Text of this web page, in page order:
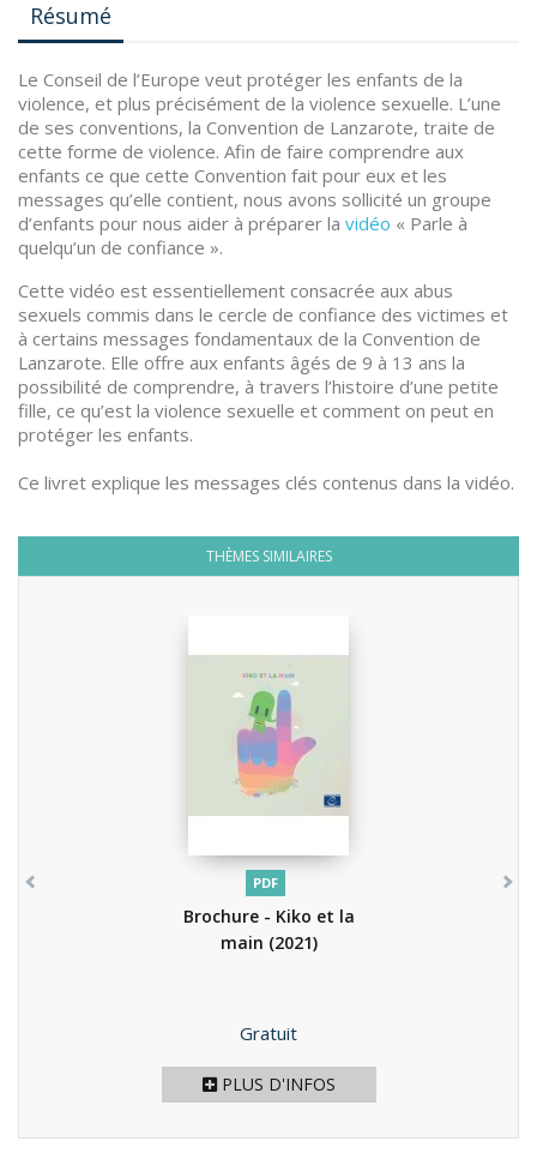
Résumé
Le Conseil de l’Europe veut protéger les enfants de la
violence, et plus précisément de la violence sexuelle. L’une
de ses conventions, la Convention de Lanzarote, traite de
cette forme de violence. Afin de faire comprendre aux
enfants ce que cette Convention fait pour eux et les
messages qu’elle contient, nous avons sollicité un groupe
d’enfants pour nous aider à préparer la vidéo « Parle à
quelqu’un de confiance ».
Cette vidéo est essentiellement consacrée aux abus
sexuels commis dans le cercle de confiance des victimes et
à certains messages fondamentaux de la Convention de
Lanzarote. Elle offre aux enfants âgés de 9 à 13 ans la
possibilité de comprendre, à travers l’histoire d’une petite
fille, ce qu’est la violence sexuelle et comment on peut en
protéger les enfants.
Ce livret explique les messages clés contenus dans la vidéo.
THÈMES SIMILAIRES
PDF
Brochure - Kiko et la
main (2021)
Prix
Gratuit
PLUS D'INFOS